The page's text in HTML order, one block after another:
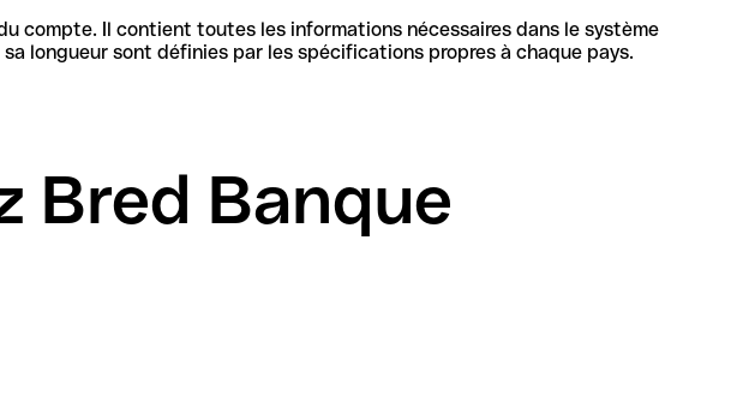
compte. Il contient toutes les informations nécessaires dans le système
bancaire en France pour identifier de manière unique la banque et le compte, sa structure et sa longueur sont définies par les spécifications propres à chaque pays.
Bred Banque